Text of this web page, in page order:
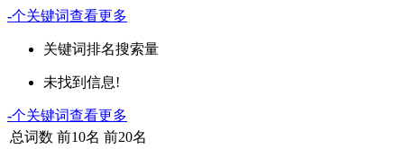
-个关键词查看更多
关键词排名搜索量
未找到信息!
-个关键词查看更多
总词数 前10名 前20名